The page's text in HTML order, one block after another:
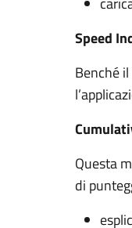
Speed
Benché
Questa
di